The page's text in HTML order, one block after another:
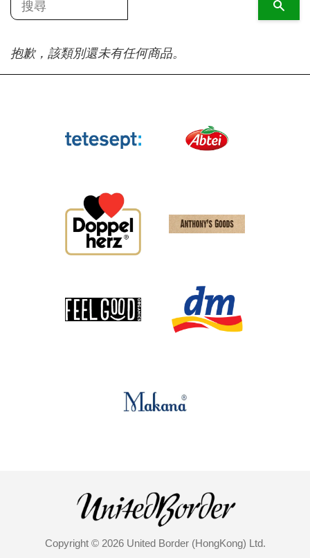
抱歉，該類別還未有任何商品。
Copyright © 2026 United Border (HongKong) Ltd.